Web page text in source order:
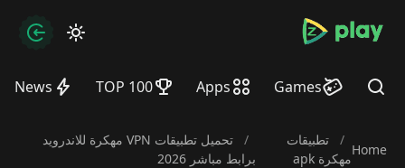
bramjpure.com
Games
Apps
TOP 100
News Find
Home
/
تطبيقات
مهكرة apk
/
تحميل تطبيقات VPN مهكرة للاندرويد
برابط مباشر 2026